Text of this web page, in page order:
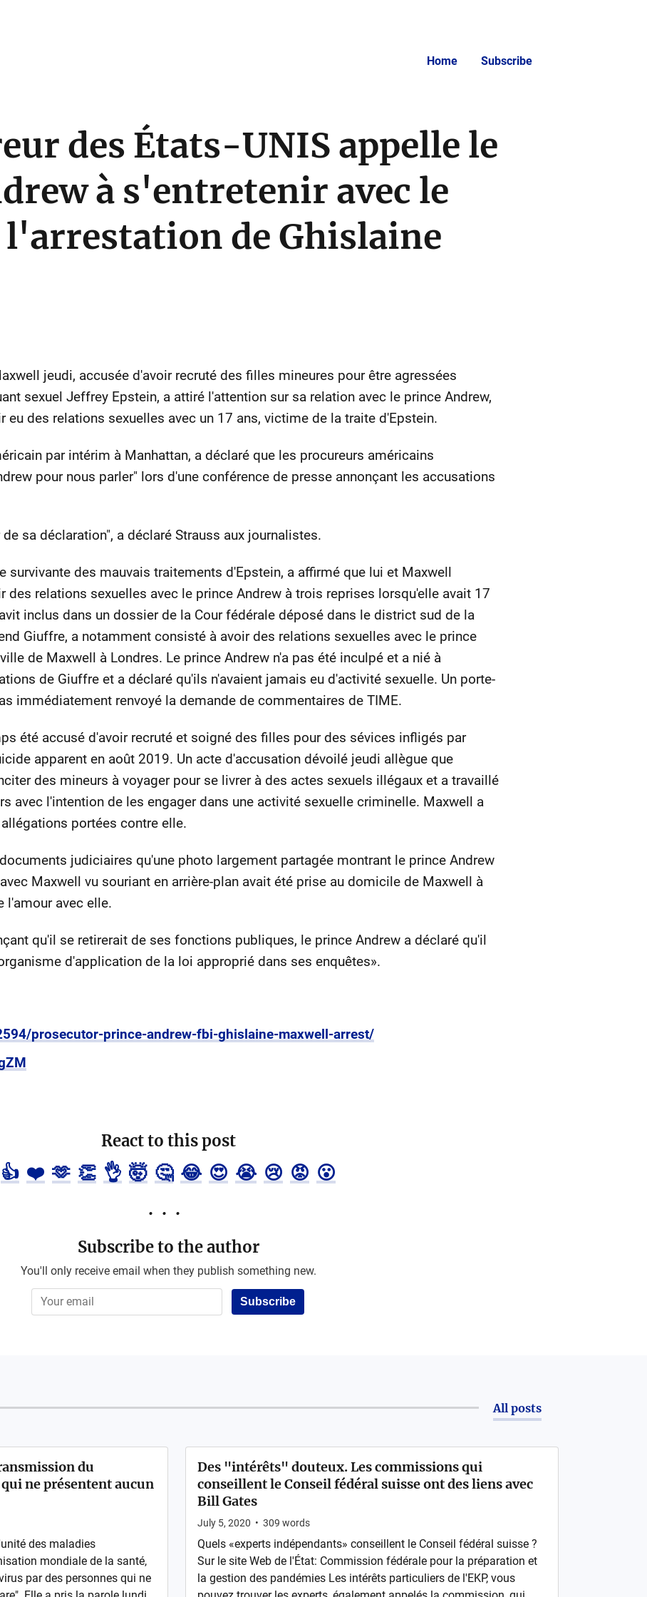
Home Subscribe
des États-UNIS appelle le
à s'entretenir avec le
l'arrestation de Ghislaine
jeudi, accusée d'avoir recruté des filles mineures pour être agressées
sexuel Jeffrey Epstein, a attiré l'attention sur sa relation avec le prince Andrew,
eu des relations sexuelles avec un 17 ans, victime de la traite d'Epstein.
par intérim à Manhattan, a déclaré que les procureurs américains
pour nous parler" lors d'une conférence de presse annonçant les accusations
sa déclaration", a déclaré Strauss aux journalistes.
survivante des mauvais traitements d'Epstein, a affirmé que lui et Maxwell
des relations sexuelles avec le prince Andrew à trois reprises lorsqu'elle avait 17
inclus dans un dossier de la Cour fédérale déposé dans le district sud de la
Giuffre, a notamment consisté à avoir des relations sexuelles avec le prince
de Maxwell à Londres. Le prince Andrew n'a pas été inculpé et a nié à
de Giuffre et a déclaré qu'ils n'avaient jamais eu d'activité sexuelle. Un porte-
immédiatement renvoyé la demande de commentaires de TIME.
été accusé d'avoir recruté et soigné des filles pour des sévices infligés par
apparent en août 2019. Un acte d'accusation dévoilé jeudi allègue que
des mineurs à voyager pour se livrer à des actes sexuels illégaux et a travaillé
avec l'intention de les engager dans une activité sexuelle criminelle. Maxwell a
portées contre elle.
judiciaires qu'une photo largement partagée montrant le prince Andrew
Maxwell vu souriant en arrière-plan avait été prise au domicile de Maxwell à
l'amour avec elle.
qu'il se retirerait de ses fonctions publiques, le prince Andrew a déclaré qu'il
d'application de la loi approprié dans ses enquêtes».
prosecutor-prince-andrew-fbi-ghislaine-maxwell-arrest/
React to this post
👍 ❤️ 🫶 👏 👌 🤯 🤔 😂 😍 😭 😢 😡 😮
Subscribe to the author
You'll only receive email when they publish something new.
Subscribe
All posts
du
ne présentent aucun
des maladies
mondiale de la santé,
par des personnes qui ne
Des "intérêts" douteux. Les commissions qui
conseillent le Conseil fédéral suisse ont des liens avec
Bill Gates
July 5, 2020 • 309 words
Quels «experts indépendants» conseillent le Conseil fédéral suisse ?
Sur le site Web de l'État: Commission fédérale pour la préparation et
la gestion des pandémies Les intérêts particuliers de l'EKP, vous